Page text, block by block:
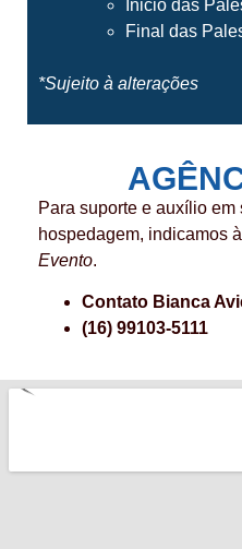
Inicio das
Final das
*Sujeito à alterações
Para suporte e auxílio
hospedagem, indicamos à
Evento.
Contato Bianca
(16) 99103-5111